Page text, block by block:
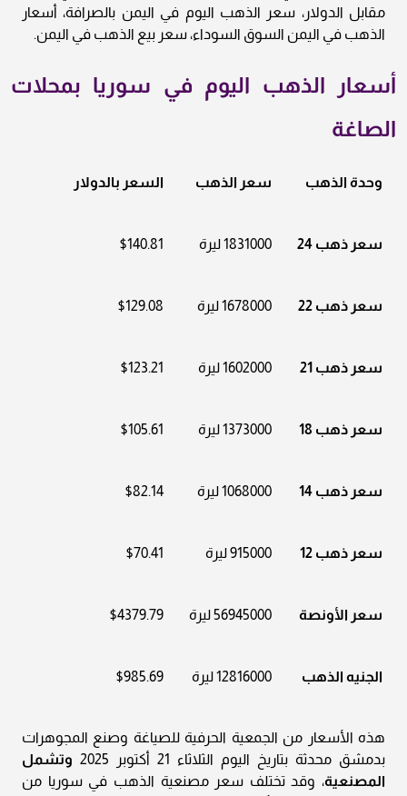
مقابل الدولار، سعر الذهب اليوم في اليمن بالصرافة، أسعار
الذهب في اليمن السوق السوداء، سعر بيع الذهب في اليمن.
أسعار الذهب اليوم في سوريا بمحلات
الصاغة
وحدة الذهب سعر الذهب السعر بالدولار
سعر ذهب 24 1831000 ليرة $140.81
سعر ذهب 22 1678000 ليرة $129.08
سعر ذهب 21 1602000 ليرة $123.21
سعر ذهب 18 1373000 ليرة $105.61
سعر ذهب 14 1068000 ليرة $82.14
سعر ذهب 12 915000 ليرة $70.41
سعر الأونصة 56945000 ليرة $4379.79
الجنيه الذهب 12816000 ليرة $985.69
هذه الأسعار من الجمعية الحرفية للصياغة وصنع المجوهرات
بدمشق محدثة بتاريخ اليوم الثلاثاء 21 أكتوبر 2025
وتشمل
المصنعية، وقد تختلف سعر مصنعية الذهب في سوريا من